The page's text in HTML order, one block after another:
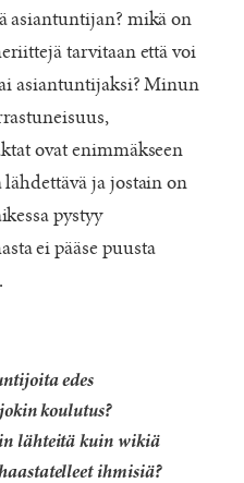
asiantuntijan? mikä on
tarvitaan että voi
asiantuntijaksi? Minun
ovat enimmäkseen
ja jostain on
pystyy
ei pääse puusta
edes
koulutus?
lähteitä kuin wikiä
ihmisiä?